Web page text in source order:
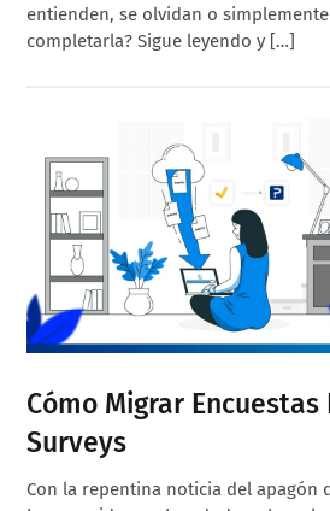
entienden, se olvidan o
completarla? Sigue leyendo y […]
Cómo Migrar Encuestas
Surveys
Con la repentina noticia del apagón